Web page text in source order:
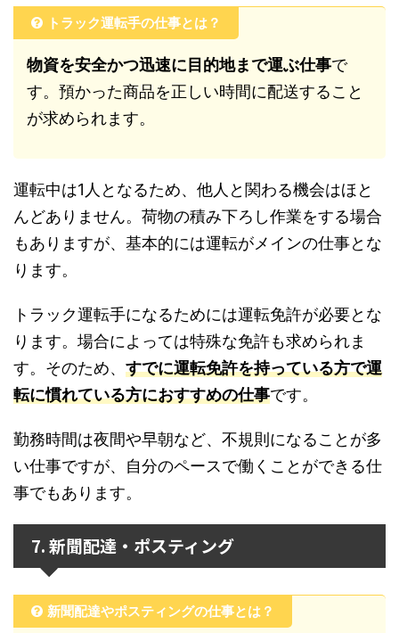
トラック運転手の仕事とは？
物資を安全かつ迅速に目的地まで運ぶ仕事で
す。預かった商品を正しい時間に配送すること
が求められます。
運転中は1人となるため、他人と関わる機会はほと
んどありません。荷物の積み下ろし作業をする場合
もありますが、基本的には運転がメインの仕事とな
ります。
トラック運転手になるためには運転免許が必要とな
ります。場合によっては特殊な免許も求められま
す。そのため、 すでに運転免許を持っている方で運
転に慣れている方におすすめの仕事です。
勤務時間は夜間や早朝など、不規則になることが多
い仕事ですが、自分のペースで働くことができる仕
事でもあります。
7. 新聞配達・ポスティング
新聞配達やポスティングの仕事とは？